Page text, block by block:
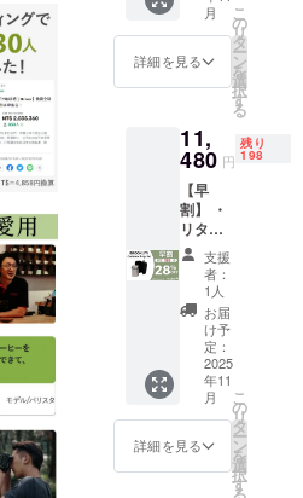
されま
す。 商
品開封
リター
ンに貼
たラベ
ルや注
意書き
をご確
認くだ
さい。
※本リ
ターン
の価格
は税・
送料込
みの金
りま
す。 ※
早期リ
ターン
は在庫
となり
ます。
※GLAF
Eについ
ては、
原材料
及び添
加物等
の食品
表示は
お届け
商品の
ラベル
に表記
されま
す。 商
品開封
１セッ
ト ・一
般販売
予定価
格：
※本リ
ターン
の価格
は税・
送料込
みの金
額とな
りま
す。 ※
ご注文
状況、
使用部
材の供
給状
況、製
造工程
上の都
月
詳細を見る
こ
の
リ
タ
ー
ン
を
選
択
す
る
11,
480 円
残り
198
【早
割】 ・
リター
ン内
容：
BROOK
LYN
Outdoo
r Drip
Set ×１
セット
・一般
予定販
売価
額：
15,980
支援
者：
1人
お届
け予
定：
2025
年11
月
詳細を見る
こ
の
リ
タ
ー
ン
を
選
択
す
る